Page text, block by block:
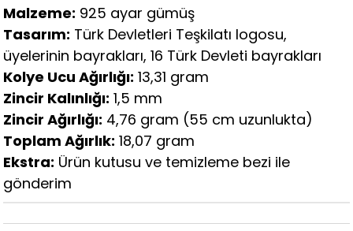
Malzeme: 925 ayar gümüş
Tasarım: Türk Devletleri Teşkilatı logosu,
üyelerinin bayrakları, 16 Türk Devleti bayrakları
Kolye Ucu Ağırlığı: 13,31 gram
Zincir Kalınlığı: 1,5 mm
Zincir Ağırlığı: 4,76 gram (55 cm uzunlukta)
Toplam Ağırlık: 18,07 gram
Ekstra: Ürün kutusu ve temizleme bezi ile
gönderim